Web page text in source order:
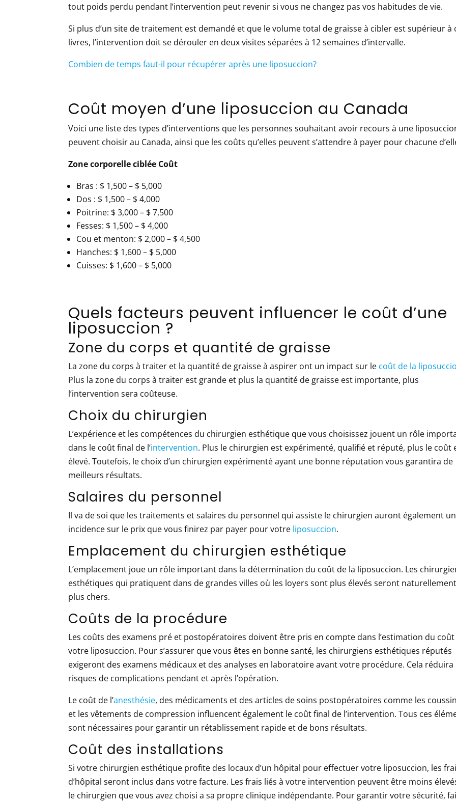
tout poids perdu pendant l’intervention peut revenir si vous ne changez pas vos habitudes de vie.
Si plus d’un site de traitement est demandé et que le volume total de graisse à cibler est supérieur à
livres, l’intervention doit se dérouler en deux visites séparées à 12 semaines d’intervalle.
Combien de temps faut-il pour récupérer après une liposuccion?
Coût moyen d’une liposuccion au Canada
Voici une liste des types d’interventions que les personnes souhaitant avoir recours à une
peuvent choisir au Canada, ainsi que les coûts qu’elles peuvent s’attendre à payer pour chacune
Zone corporelle ciblée Coût
Bras : $ 1,500 – $ 5,000
Dos : $ 1,500 – $ 4,000
Poitrine: $ 3,000 – $ 7,500
Fesses: $ 1,500 – $ 4,000
Cou et menton: $ 2,000 – $ 4,500
Hanches: $ 1,600 – $ 5,000
Cuisses: $ 1,600 – $ 5,000
Quels facteurs peuvent influencer le coût d’une
liposuccion ?
Zone du corps et quantité de graisse
La zone du corps à traiter et la quantité de graisse à aspirer ont un impact sur le coût de la
Plus la zone du corps à traiter est grande et plus la quantité de graisse est importante, plus
l’intervention sera coûteuse.
Choix du chirurgien
L’expérience et les compétences du chirurgien esthétique que vous choisissez jouent un rôle
dans le coût final de l’intervention. Plus le chirurgien est expérimenté, qualifié et réputé, plus le coût
élevé. Toutefois, le choix d’un chirurgien expérimenté ayant une bonne réputation vous garantira de
meilleurs résultats.
Salaires du personnel
Il va de soi que les traitements et salaires du personnel qui assiste le chirurgien auront également
incidence sur le prix que vous finirez par payer pour votre liposuccion.
Emplacement du chirurgien esthétique
L’emplacement joue un rôle important dans la détermination du coût de la liposuccion. Les
esthétiques qui pratiquent dans de grandes villes où les loyers sont plus élevés seront naturellement
plus chers.
Coûts de la procédure
Les coûts des examens pré et postopératoires doivent être pris en compte dans l’estimation du
votre liposuccion. Pour s’assurer que vous êtes en bonne santé, les chirurgiens esthétiques réputés
exigeront des examens médicaux et des analyses en laboratoire avant votre procédure. Cela réduira
risques de complications pendant et après l’opération.
Le coût de l’anesthésie, des médicaments et des articles de soins postopératoires comme les
et les vêtements de compression influencent également le coût final de l’intervention. Tous ces
sont nécessaires pour garantir un rétablissement rapide et de bons résultats.
Coût des installations
Si votre chirurgien esthétique profite des locaux d’un hôpital pour effectuer votre liposuccion, les
d’hôpital seront inclus dans votre facture. Les frais liés à votre intervention peuvent être moins
le chirurgien que vous avez choisi a sa propre clinique indépendante. Pour garantir votre sécurité,